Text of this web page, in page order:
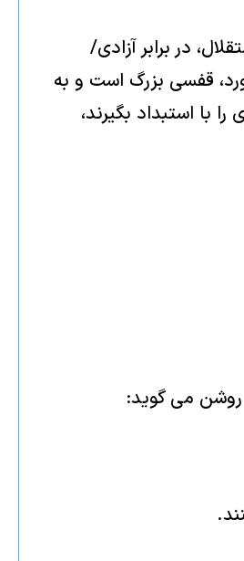
در برابر آزادی/
قفسی بزرگ‌ است و به
با استبداد بگیرند،
روشن می گوید: